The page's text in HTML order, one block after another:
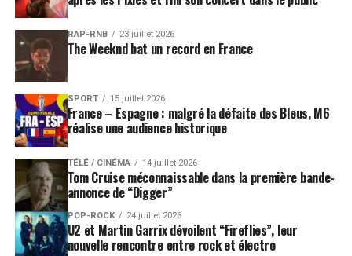
RAP-RNB 23 juillet 2026
The Weeknd bat un record en France
SPORT 15 juillet 2026
France – Espagne : malgré la défaite des Bleus, M6
réalise une audience historique
TÉLÉ / CINÉMA 14 juillet 2026
Tom Cruise méconnaissable dans la première bande-
annonce de “Digger”
POP-ROCK 24 juillet 2026
U2 et Martin Garrix dévoilent “Fireflies”, leur
nouvelle rencontre entre rock et électro